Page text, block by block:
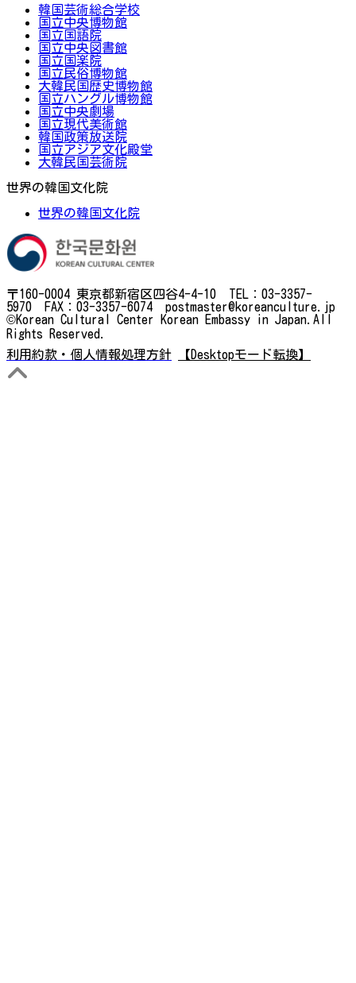
韓国芸術総合学校
国立中央博物館
国立国語院
国立中央図書館
国立国楽院
国立民俗博物館
大韓民国歴史博物館
国立ハングル博物館
国立中央劇場
国立現代美術館
韓国政策放送院
国立アジア文化殿堂
大韓民国芸術院
世界の韓国文化院
世界の韓国文化院
〒160-0004 東京都新宿区四谷4-4-10 TEL：03-3357-
5970 FAX：03-3357-6074 postmaster@koreanculture.jp
©Korean Cultural Center Korean Embassy in Japan.All
Rights Reserved.
利用約款・個人情報処理方針
【Desktopモード転換】